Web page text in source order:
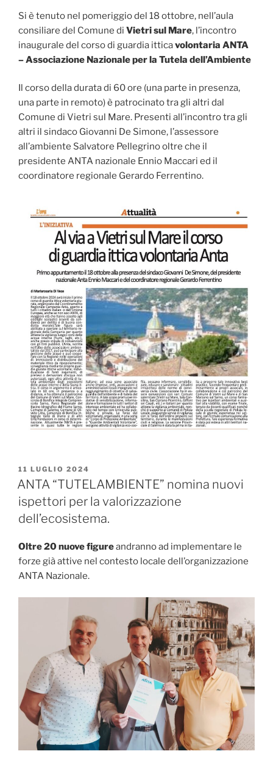
Si è tenuto nel pomeriggio del 18 ottobre, nell’aula
consiliare del Comune di Vietri sul Mare, l’incontro
inaugurale del corso di guardia itticavolontaria ANTA
– Associazione Nazionale per la Tutela dell’Ambiente
Il corso della durata di 60 ore (una parte in presenza,
una parte in remoto) è patrocinato tra gli altri dal
Comune di Vietri sul Mare. Presenti all’incontro tra gli
altri il sindaco Giovanni De Simone, l’assessore
all’ambiente Salvatore Pellegrino oltre che il
presidente ANTA nazionale Ennio Maccari ed il
coordinatore regionale Gerardo Ferrentino.
PUBBLICATO
IL
11 LUGLIO 2024
ANTA “TUTELAMBIENTE” nomina nuovi
ispettori per la valorizzazione
dell’ecosistema.
Oltre 20 nuove figureandranno ad implementare le
forze già attive nel contesto locale dell’organizzazione
ANTA Nazionale.